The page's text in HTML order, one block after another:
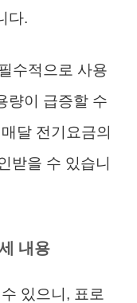
다.
수적으로 사용
량이 급증할 수
달 전기요금의
받을 수 있습니
내용
있으니, 표로